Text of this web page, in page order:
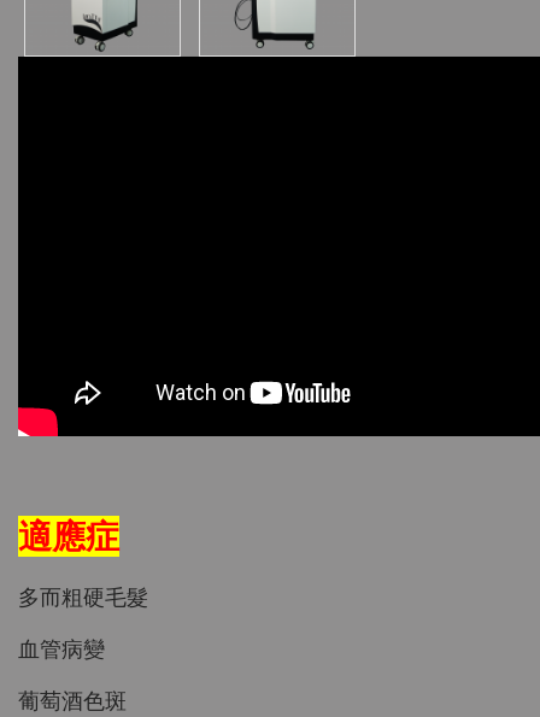
適應症
多而粗硬毛髮
血管病變
葡萄酒色斑